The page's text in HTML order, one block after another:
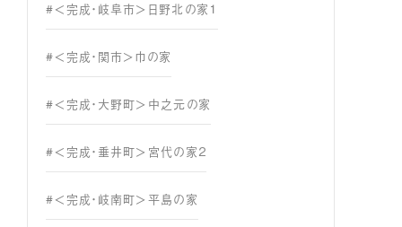
#＜完成・岐阜市＞日野北の家１
#＜完成・関市＞巾の家
#＜完成・大野町＞中之元の家
#＜完成・垂井町＞宮代の家２
#＜完成・岐南町＞平島の家